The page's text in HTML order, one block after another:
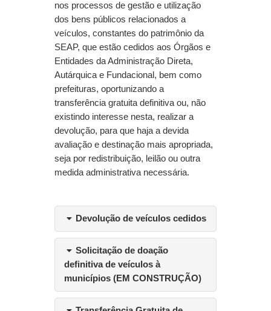
nos processos de gestão e utilização
dos bens públicos relacionados a
veículos, constantes do patrimônio da
SEAP, que estão cedidos aos Órgãos e
Entidades da Administração Direta,
Autárquica e Fundacional, bem como
prefeituras, oportunizando a
transferência gratuita definitiva ou, não
existindo interesse nesta, realizar a
devolução, para que haja a devida
avaliação e destinação mais apropriada,
seja por redistribuição, leilão ou outra
medida administrativa necessária.
Devolução de veículos cedidos
Solicitação de doação
definitiva de veículos à
municípios (EM CONSTRUÇÃO)